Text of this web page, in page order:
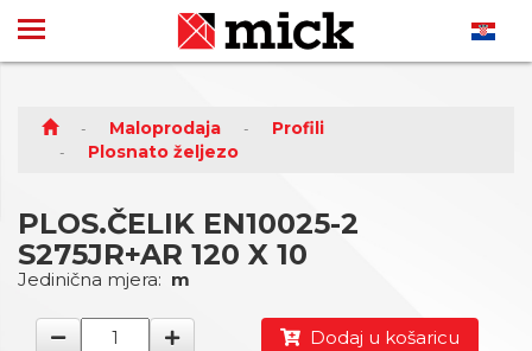
Maloprodaja
Profili
Plosnato željezo
PLOS.ČELIK EN10025-2
S275JR+AR 120 X 10
Jedinična mjera: m
Dodaj u košaricu